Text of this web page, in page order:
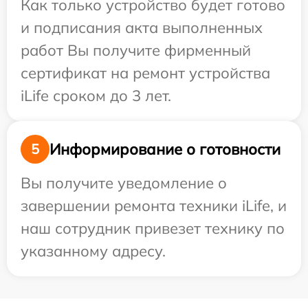
Как только устройство будет готово
и подписания акта выполненных
работ Вы получите фирменный
сертификат на ремонт устройства
iLife сроком до 3 лет.
5
Информирование о готовности
Вы получите уведомление о
завершении ремонта техники iLife, и
наш сотрудник привезет технику по
указанному адресу.